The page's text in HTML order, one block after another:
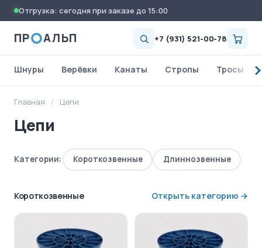
Отгрузка: сегодня при заказе до 15:00
ПР АЛЬП +7 (931) 521-00-78
Шнуры Верёвки Канаты Стропы Тросы
Главная / Цепи
Цепи
Категории: Короткозвенные Длиннозвенные
Короткозвенные Открыть категорию →